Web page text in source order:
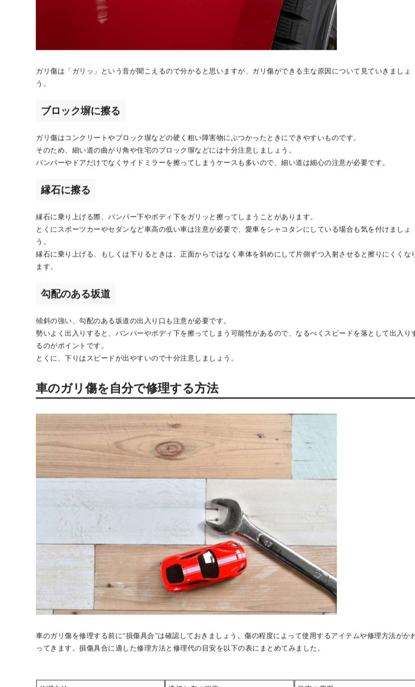
う。
ブロック塀に擦る
ガリ傷はコンクリートやブロック塀などの硬く粗い障害物にぶつかったときにできやすいものです。
バンパーやドアだけでなくサイドミラーを擦ってしまうケースも多いので、細い道は細心の注意が必要です。
縁石に擦る
縁石に乗り上げる際、バンパー下やボディ下をガリッと擦ってしまうことがあります。
う。
ます。
勾配のある坂道
勢いよく出入りすると、バンパーやボディ下を擦ってしまう可能性があるので、なるべくスピードを落として出入りす
るのがポイントです。
とくに、下りはスピードが出やすいので十分注意しましょう。
車のガリ傷を自分で修理する方法